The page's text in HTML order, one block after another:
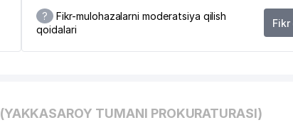
?
Fikr-mulohazalarni moderatsiya qilish
qoidalari
(YAKKASAROY TUMANI PROKURATURASI)